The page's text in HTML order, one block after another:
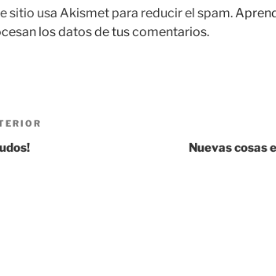
sitio usa Akismet para reducir el spam.
los datos de tus comentarios.
Nuevas cosas